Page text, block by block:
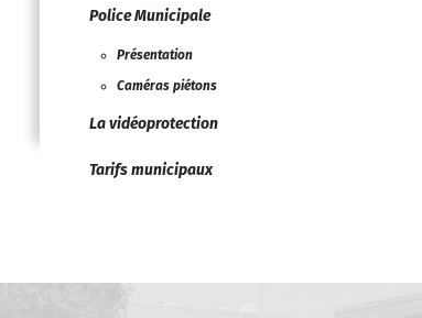
Police Municipale
Présentation
Caméras piétons
La vidéoprotection
Tarifs municipaux